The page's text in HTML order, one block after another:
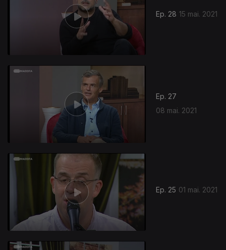
Ep. 28 15 mai. 2021
Ep. 27
08 mai. 2021
Ep. 25 01 mai. 2021
541225